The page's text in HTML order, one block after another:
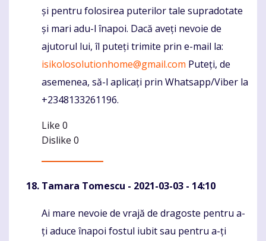
și pentru folosirea puterilor tale supradotate
și mari adu-l înapoi. Dacă aveți nevoie de
ajutorul lui, îl puteți trimite prin e-mail la:
isikolosolutionhome@gmail.com Puteți, de
asemenea, să-l aplicați prin Whatsapp/Viber la
+2348133261196.
Like 0
Dislike 0
Tamara Tomescu - 2021-03-03 - 14:10
Komentaras
Ai mare nevoie de vrajă de dragoste pentru a-
ți aduce înapoi fostul iubit sau pentru a-ți